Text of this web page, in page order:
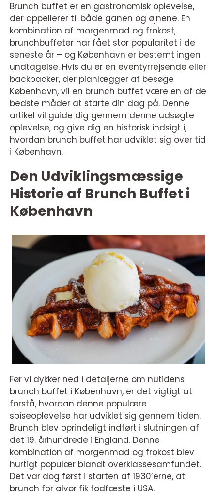
Brunch buffet er en gastronomisk oplevelse,
der appellerer til både ganen og øjnene. En
kombination af morgenmad og frokost,
brunchbuffeter har fået stor popularitet i de
seneste år – og København er bestemt ingen
undtagelse. Hvis du er en eventyrrejsende eller
backpacker, der planlægger at besøge
København, vil en brunch buffet være en af de
bedste måder at starte din dag på. Denne
artikel vil guide dig gennem denne udsøgte
oplevelse, og give dig en historisk indsigt i,
hvordan brunch buffet har udviklet sig over tid
i København.
Den Udviklingsmæssige
Historie af Brunch Buffet i
København
Før vi dykker ned i detaljerne om nutidens
brunch buffet i København, er det vigtigt at
forstå, hvordan denne populære
spiseoplevelse har udviklet sig gennem tiden.
Brunch blev oprindeligt indført i slutningen af
det 19. århundrede i England. Denne
kombination af morgenmad og frokost blev
hurtigt populær blandt overklassesamfundet.
Det var dog først i starten af 1930’erne, at
brunch for alvor fik fodfæste i USA.